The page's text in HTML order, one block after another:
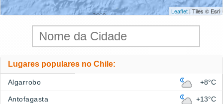
Leaflet | Tiles © Esri
Lugares populares no Chile:
Algarrobo +8°C
Antofagasta +13°C